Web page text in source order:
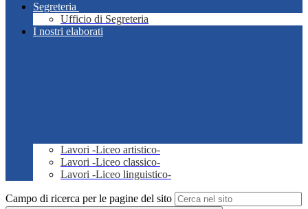
Segreteria
Ufficio di Segreteria
I nostri elaborati
Lavori -Liceo artistico-
Lavori -Liceo classico-
Lavori -Liceo linguistico-
Campo di ricerca per le pagine del sito